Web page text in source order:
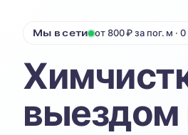
Диван
Нажимая кнопку, вы соглашаетесь с
Мы в сети от 800 ₽ за пог. м ·
выездом